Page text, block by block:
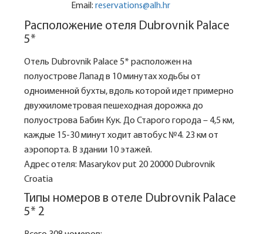
Email: reservations@alh.hr
Расположение отеля Dubrovnik Palace
5*
Отель Dubrovnik Palace 5* расположен на
полуострове Лапад в 10 минутах ходьбы от
одноименной бухты, вдоль которой идет примерно
двухкилометровая пешеходная дорожка до
полуострова Бабин Кук. До Старого города – 4,5 км,
каждые 15-30 минут ходит автобус №4. 23 км от
аэропорта. В здании 10 этажей.
Адрес отеля: Masarykov put 20 20000 Dubrovnik
Croatia
Типы номеров в отеле Dubrovnik Palace
5* 2